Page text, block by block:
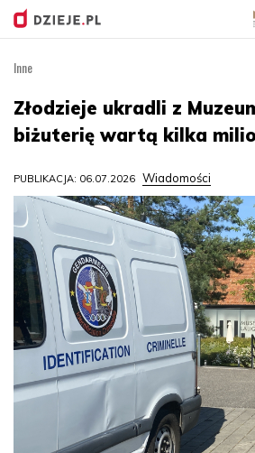
treści
Inne
Złodzieje ukradli z
biżuterię wartą kilka
PUBLIKACJA: 06.07.2026 Wiadomości